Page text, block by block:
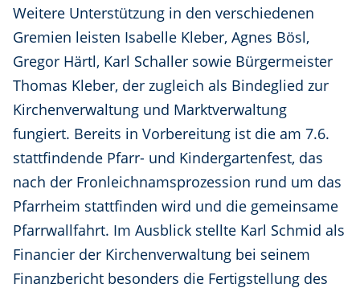
Weitere Unterstützung in den verschiedenen
Gremien leisten Isabelle Kleber, Agnes Bösl,
Gregor Härtl, Karl Schaller sowie Bürgermeister
Thomas Kleber, der zugleich als Bindeglied zur
Kirchenverwaltung und Marktverwaltung
fungiert. Bereits in Vorbereitung ist die am 7.6.
stattfindende Pfarr- und Kindergartenfest, das
nach der Fronleichnamsprozession rund um das
Pfarrheim stattfinden wird und die gemeinsame
Pfarrwallfahrt. Im Ausblick stellte Karl Schmid als
Financier der Kirchenverwaltung bei seinem
Finanzbericht besonders die Fertigstellung des